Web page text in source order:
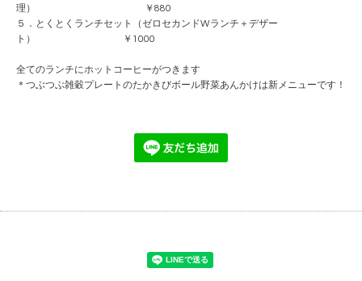
理） ￥880
５．とくとくランチセット（ゼロセカンドWランチ＋デザー
ト） ￥1000
全てのランチにホットコーヒーがつきます
＊つぶつぶ雑穀プレートのたかきびボール野菜あんかけは新メニューです！